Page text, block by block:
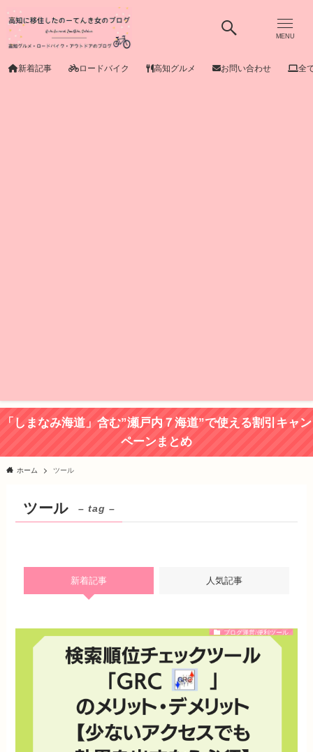
MENU
新着記事 ロードバイク 高知グルメ お問い合わせ 全
「しまなみ海道」含む”瀬戸内７海道”で使える割引キャン
ペーンまとめ
ホーム ツール
ツール – tag –
新着記事 人気記事
ブログ運営/便利ツール